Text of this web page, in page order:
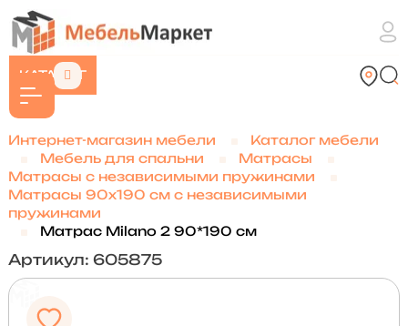
КАТАЛОГ
Интернет-магазин мебели
Каталог мебели
Мебель для спальни
Матрасы
Матрасы с независимыми пружинами
Матрасы 90х190 см с независимыми
пружинами
Матрас Milano 2 90*190 см
Артикул: 605875